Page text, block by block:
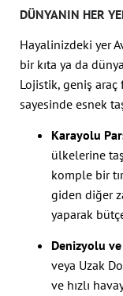
DÜNYANIN HER
Hayalinizdeki yer
bir kıta ya da
Lojistik, geniş araç
sayesinde esnek
Karayolu
ülkelerine
komple bir
giden diğer
yaparak
Denizyolu
veya Uzak
ve hızlı